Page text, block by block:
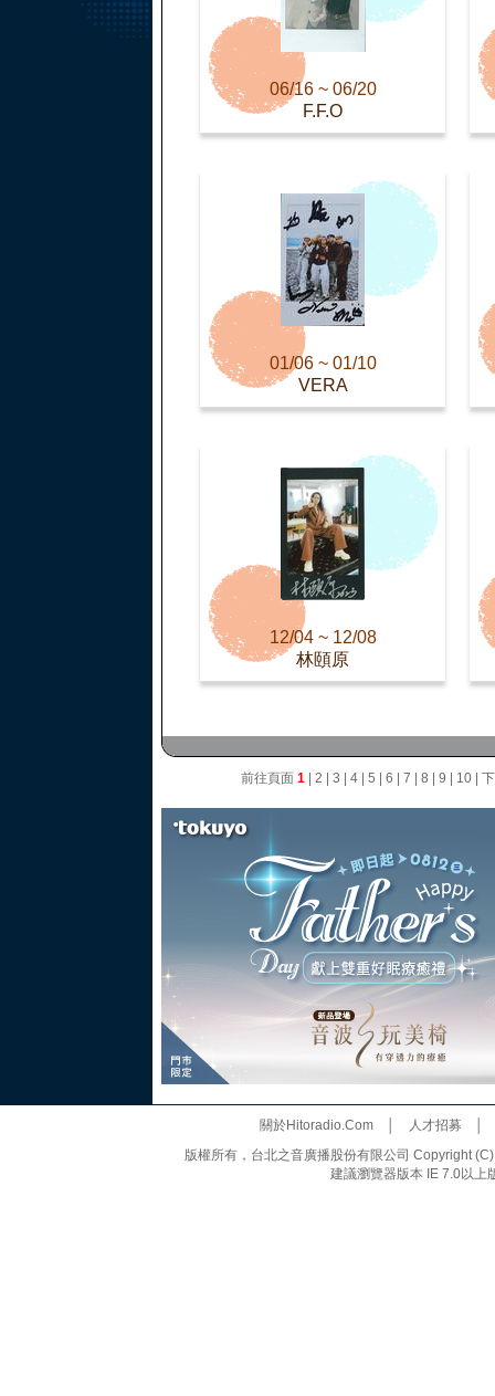
06/16 ~ 06/20
F.F.O
01/06 ~ 01/10
VERA
12/04 ~ 12/08
林頤原
前往頁面 1| 2 3 4| 5 6 7 8 9 10|
關於Hitoradio.Com│ 人才招募
版權所有，台北之音廣播股份有限公司 Copyright
建議瀏覽器版本 IE 7.0以上